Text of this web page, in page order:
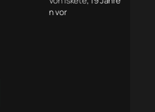
n vor